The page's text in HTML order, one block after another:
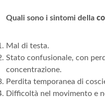
Quali sono i sintomi della
Mal di testa.
Stato confusionale, con
concentrazione.
Perdita temporanea di
Difficoltà nel movimento e